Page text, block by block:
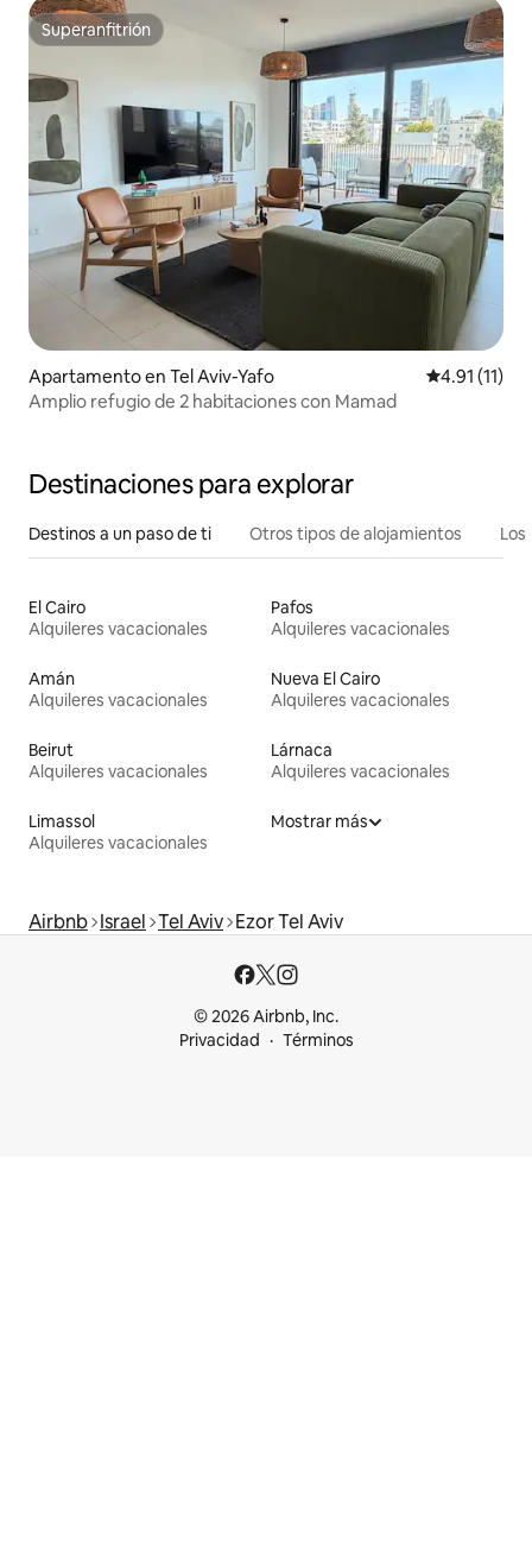
Superanfitrión
Superanfitrión
Apartamento en Tel Aviv-Yafo Calificación
4.91 (11)
Amplio refugio de 2 habitaciones con Mamad
Destinaciones para explorar
Destinos a un paso de ti Otros tipos de alojamientos
El Cairo
Alquileres vacacionales
Pafos
Alquileres vacacionales
Amán
Alquileres vacacionales
Nueva El Cairo
Alquileres vacacionales
Beirut
Alquileres vacacionales
Lárnaca
Alquileres vacacionales
Limassol
Alquileres vacacionales
Mostrar más
Airbnb Israel Tel Aviv Ezor Tel Aviv
© 2026 Airbnb, Inc.
Privacidad
Términos